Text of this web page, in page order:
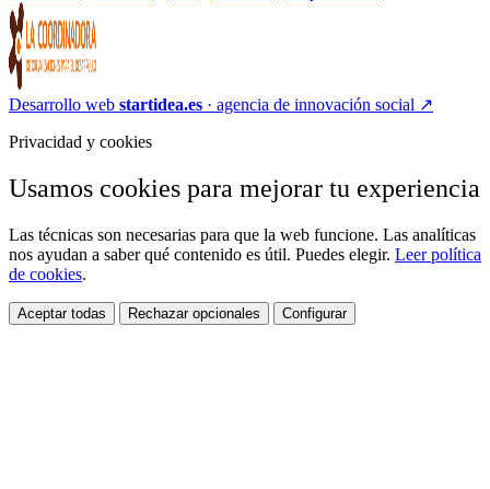
Desarrollo web startidea.es · agencia de innovación social ↗
Privacidad y cookies
Usamos cookies para mejorar tu experiencia
Las técnicas son necesarias para que la web funcione. Las analíticas
nos ayudan a saber qué contenido es útil. Puedes elegir. Leer política
de cookies.
Aceptar todas Rechazar opcionales Configurar